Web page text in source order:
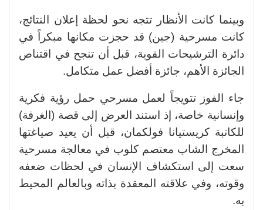
وبينما كانت الأنظار تتجه نحو لحظة إعلان النتائج،
كانت مسرحية (جين) قد حجزت مكانها مبكراً في
دائرة الترشيحات القوية، قبل أن تنجح في اقتناص
الجائزة الأهم، جائزة أفضل عمل متكامل.
جاء الفوز تتويجاً لعمل مسرحي حمل رؤية فكرية
وإنسانية خاصة، إذ استند العرض إلى قصة (الغرفة)
للكاتبة كريستيانا فولكمان، قبل أن يعيد صياغتها
المخرج الشاب معتصم كلوب في معالجة مسرحية
سعت إلى استكشاف الإنسان في لحظات ضعفه
وقوته، وفي علاقته المعقدة بذاته وبالعالم المحيط
به.